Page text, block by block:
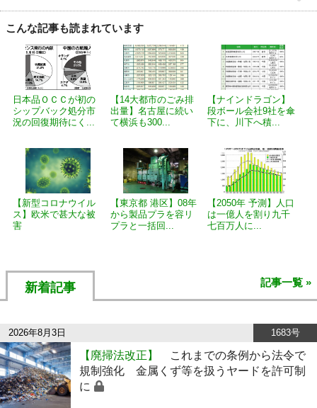
こんな記事も読まれています
日本品ＯＣＣが初の
シップバック処分市
況の回復期待にく...
【14大都市のごみ排
出量】名古屋に続い
て横浜も300...
【ナインドラゴン】
段ボール会社9社を傘
下に、川下へ積...
【新型コロナウイル
ス】欧米で甚大な被
害
【東京都 港区】08年
から製品プラを容リ
プラと一括回...
【2050年 予測】人口
は一億人を割り九千
七百万人に...
新着記事 記事一覧 »
2026年8月3日 1683号
【廃掃法改正】
これまでの条例から法令で
規制強化 金属くず等を扱うヤードを許可制
に